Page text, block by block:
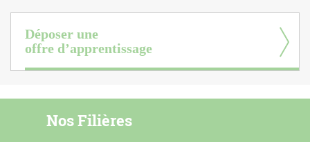
Déposer une
offre d’apprentissage
Nos Filières